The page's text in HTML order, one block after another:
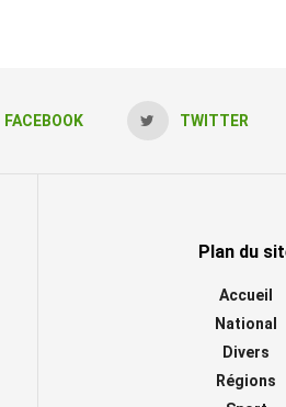
FACEBOOK TWITTER
Plan du
Accueil
National
Divers
Régions